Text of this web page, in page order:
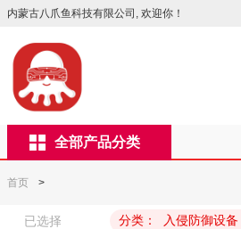
内蒙古八爪鱼科技有限公司, 欢迎你！
全部产品分类
首页 >
已选择 分类： 入侵防御设备